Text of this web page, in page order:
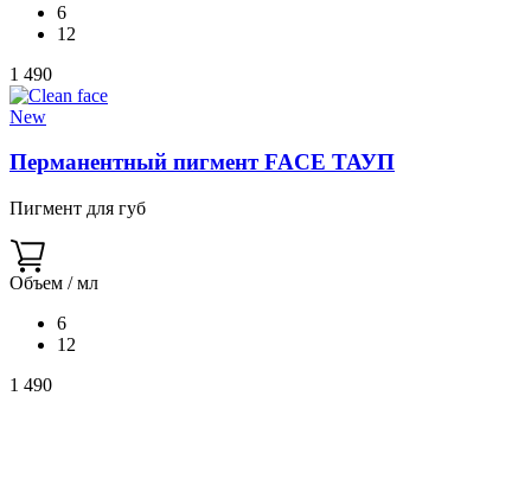
6
12
1 490
New
Перманентный пигмент FACE ТАУП
Пигмент для губ
Объем / мл
6
12
1 490